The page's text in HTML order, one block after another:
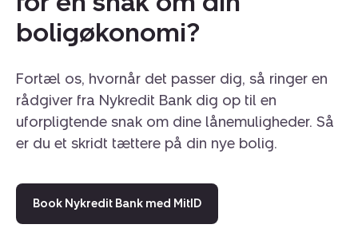
boligøkonomi?
Fortæl os, hvornår det passer dig, så ringer en
rådgiver fra Nykredit Bank dig op til en
uforpligtende snak om dine lånemuligheder. Så
er du et skridt tættere på din nye bolig.
Book Nykredit Bank med MitID